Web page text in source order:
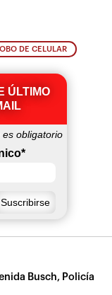
DE CELULAR
ÚLTIMO
obligatorio
*
Busch, Policía